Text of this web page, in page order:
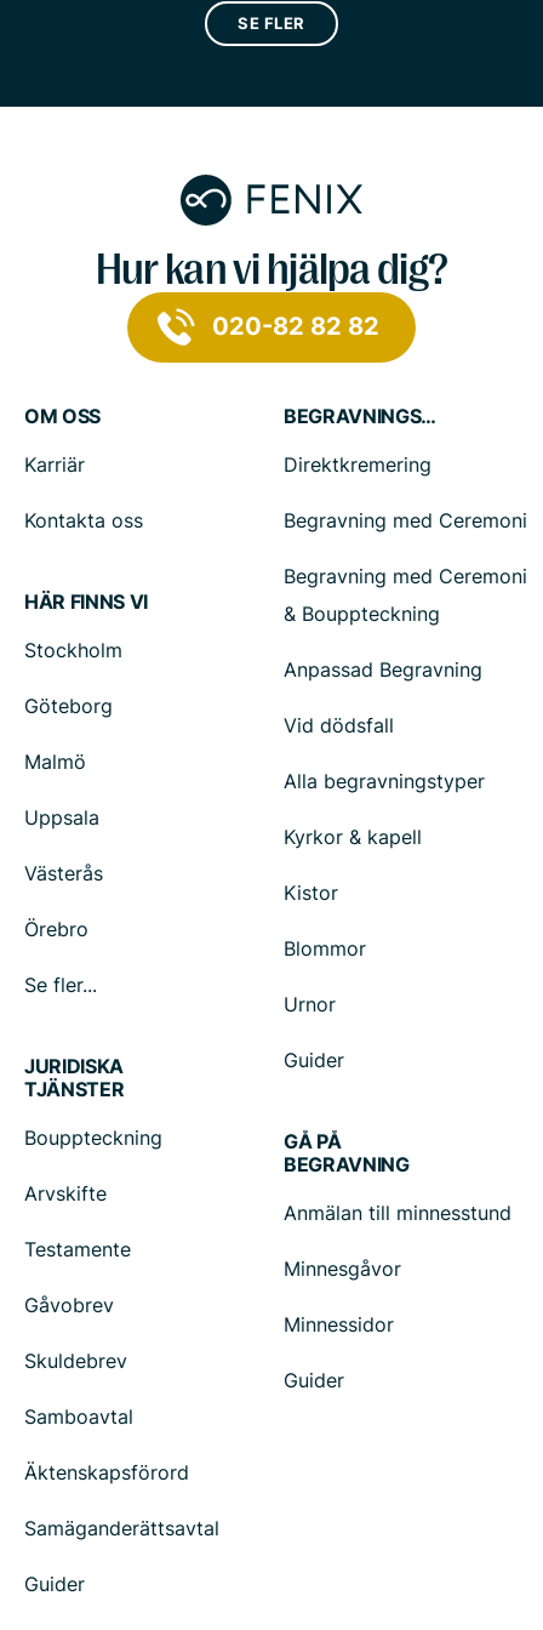
SE FLER
Hur kan vi hjälpa dig?
020-82 82 82
OM OSS
Karriär
Kontakta oss
HÄR FINNS VI
Stockholm
Göteborg
Malmö
Uppsala
Västerås
Örebro
Se fler...
BEGRAVNINGSTJÄNSTER
Direktkremering
Begravning med Ceremoni
Begravning med Ceremoni
& Bouppteckning
Anpassad Begravning
Vid dödsfall
Alla begravningstyper
Kyrkor & kapell
Kistor
Blommor
Urnor
Guider
JURIDISKA
TJÄNSTER
Bouppteckning
Arvskifte
Testamente
Gåvobrev
Skuldebrev
Samboavtal
Äktenskapsförord
Samäganderättsavtal
Guider
GÅ PÅ
BEGRAVNING
Anmälan till minnesstund
Minnesgåvor
Minnessidor
Guider